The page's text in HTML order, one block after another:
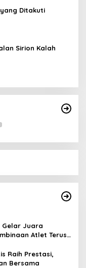
yang Ditakuti
Sirion Kalah
Selatan
Gelar Juara
Atlet Terus
Raih Prestasi,
Bersama